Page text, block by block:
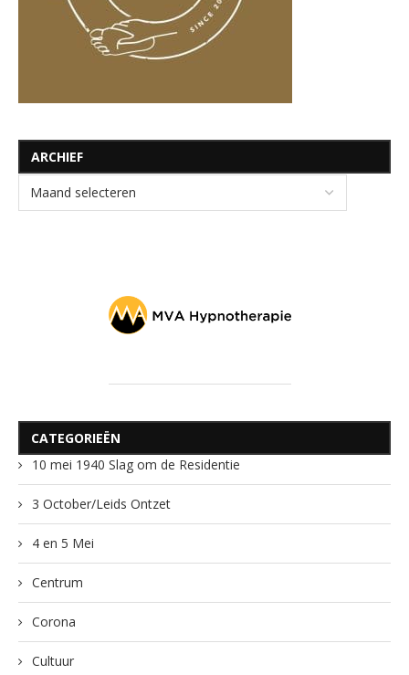
ARCHIEF
CATEGORIEËN
10 mei 1940 Slag om de Residentie
3 October/Leids Ontzet
4 en 5 Mei
Centrum
Corona
Cultuur